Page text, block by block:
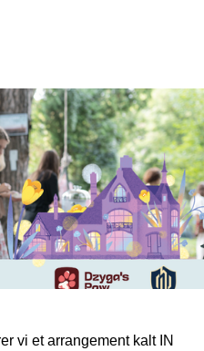
vi et arrangement kalt IN